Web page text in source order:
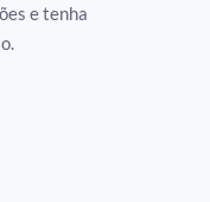
e tenha